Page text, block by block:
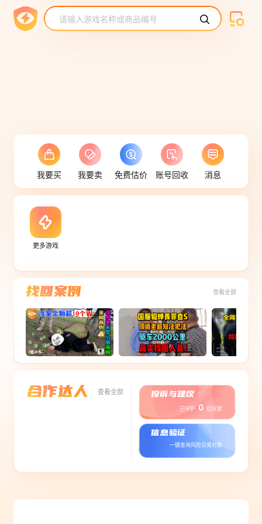
请输入游戏名称或商品编号
我要买 我要卖 免费估价 账号回收 消息
更多游戏
查看全部
查看全部 投诉与建议
已守护 0 位玩家
信息验证
一键查询风险交易对象